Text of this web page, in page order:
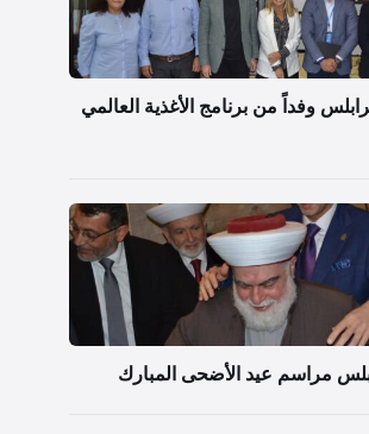
وفداً من برنامج الأغذية العالمي
مراسم عيد الأضحى المبارك